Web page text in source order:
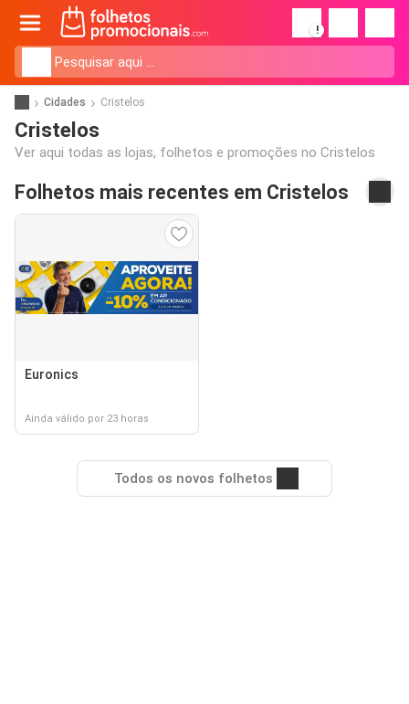
!
Cidades Cristelos
Cristelos
Ver aqui todas as lojas, folhetos e promoções no Cristelos
Folhetos mais recentes em Cristelos
Euronics
Ainda válido por 23 horas
Todos os novos folhetos